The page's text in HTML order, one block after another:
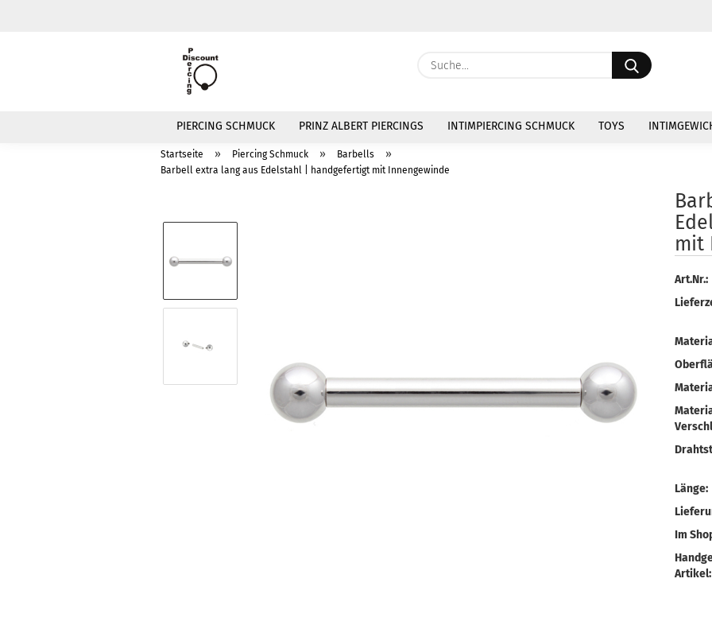
Währung
Suche...
PIERCING SCHMUCK PRINZ ALBERT PIERCINGS INTIMPIERCING SCHMUCK TOYS
Startseite » Piercing Schmuck » Barbells »
Barbell extra lang aus Edelstahl | handgefertigt mit Innengewinde
mit
Art.Nr.:
Länge:
Im
Artikel: